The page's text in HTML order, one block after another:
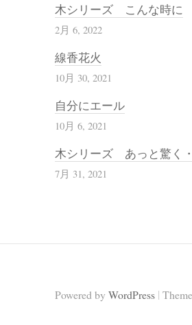
木シリーズ こんな時に
2月 6, 2022
線香花火
10月 30, 2021
自分にエール
10月 6, 2021
木シリーズ あっと驚く
7月 31, 2021
Powered by WordPress |